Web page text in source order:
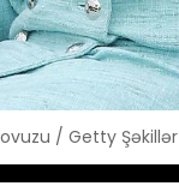
/ Getty Şəkillər